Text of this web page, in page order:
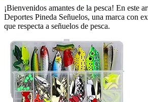
¡Bienvenidos amantes de la pesca! En este
Deportes Pineda Señuelos, una marca con
que respecta a señuelos de pesca.